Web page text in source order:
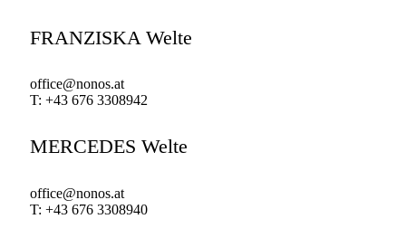
FRANZISKA Welte
office@nonos.at
T: +43 676 3308942
MERCEDES Welte
office@nonos.at
T: +43 676 3308940